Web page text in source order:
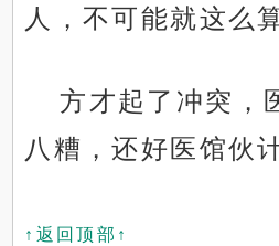
人，不可能就这么
方才起了冲突，
八糟，还好医馆伙
↑返回顶部↑